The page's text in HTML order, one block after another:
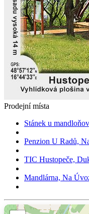
Prodejní místa
Stánek u
Penzion U Radů,
TIC Hustopeče,
Mandlárna, Na